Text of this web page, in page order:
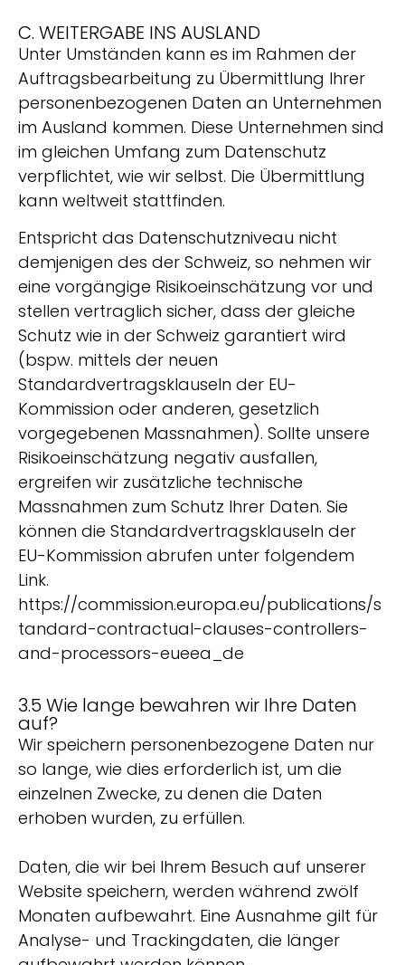
C. WEITERGABE INS AUSLAND
Unter Umständen kann es im Rahmen der
Auftragsbearbeitung zu Übermittlung Ihrer
personenbezogenen Daten an Unternehmen
im Ausland kommen. Diese Unternehmen sind
im gleichen Umfang zum Datenschutz
verpflichtet, wie wir selbst. Die Übermittlung
kann weltweit stattfinden.
Entspricht das Datenschutzniveau nicht
demjenigen des der Schweiz, so nehmen wir
eine vorgängige Risikoeinschätzung vor und
stellen vertraglich sicher, dass der gleiche
Schutz wie in der Schweiz garantiert wird
(bspw. mittels der neuen
Standardvertragsklauseln der EU-
Kommission oder anderen, gesetzlich
vorgegebenen Massnahmen). Sollte unsere
Risikoeinschätzung negativ ausfallen,
ergreifen wir zusätzliche technische
Massnahmen zum Schutz Ihrer Daten. Sie
können die Standardvertragsklauseln der
EU-Kommission abrufen unter folgendem
Link.
https://commission.europa.eu/publications/s
tandard-contractual-clauses-controllers-
and-processors-eueea_de
3.5 Wie lange bewahren wir Ihre Daten
auf?
Wir speichern personenbezogene Daten nur
so lange, wie dies erforderlich ist, um die
einzelnen Zwecke, zu denen die Daten
erhoben wurden, zu erfüllen.
Daten, die wir bei Ihrem Besuch auf unserer
Website speichern, werden während zwölf
Monaten aufbewahrt. Eine Ausnahme gilt für
Analyse- und Trackingdaten, die länger